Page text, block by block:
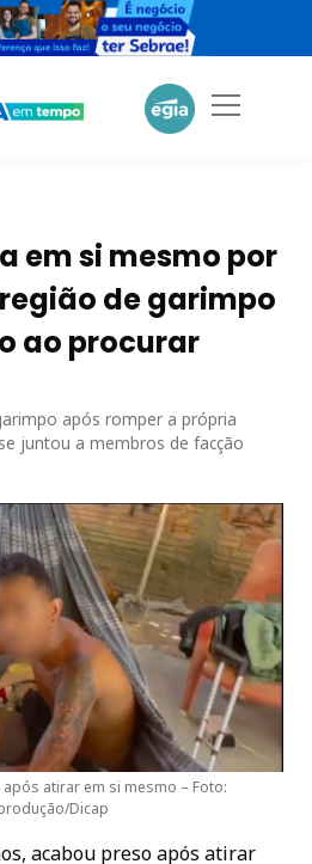
em si mesmo por
de garimpo
ao procurar
após romper a própria
juntou a membros de facção
atirar em si mesmo – Foto:
Dicap
acabou preso após atirar